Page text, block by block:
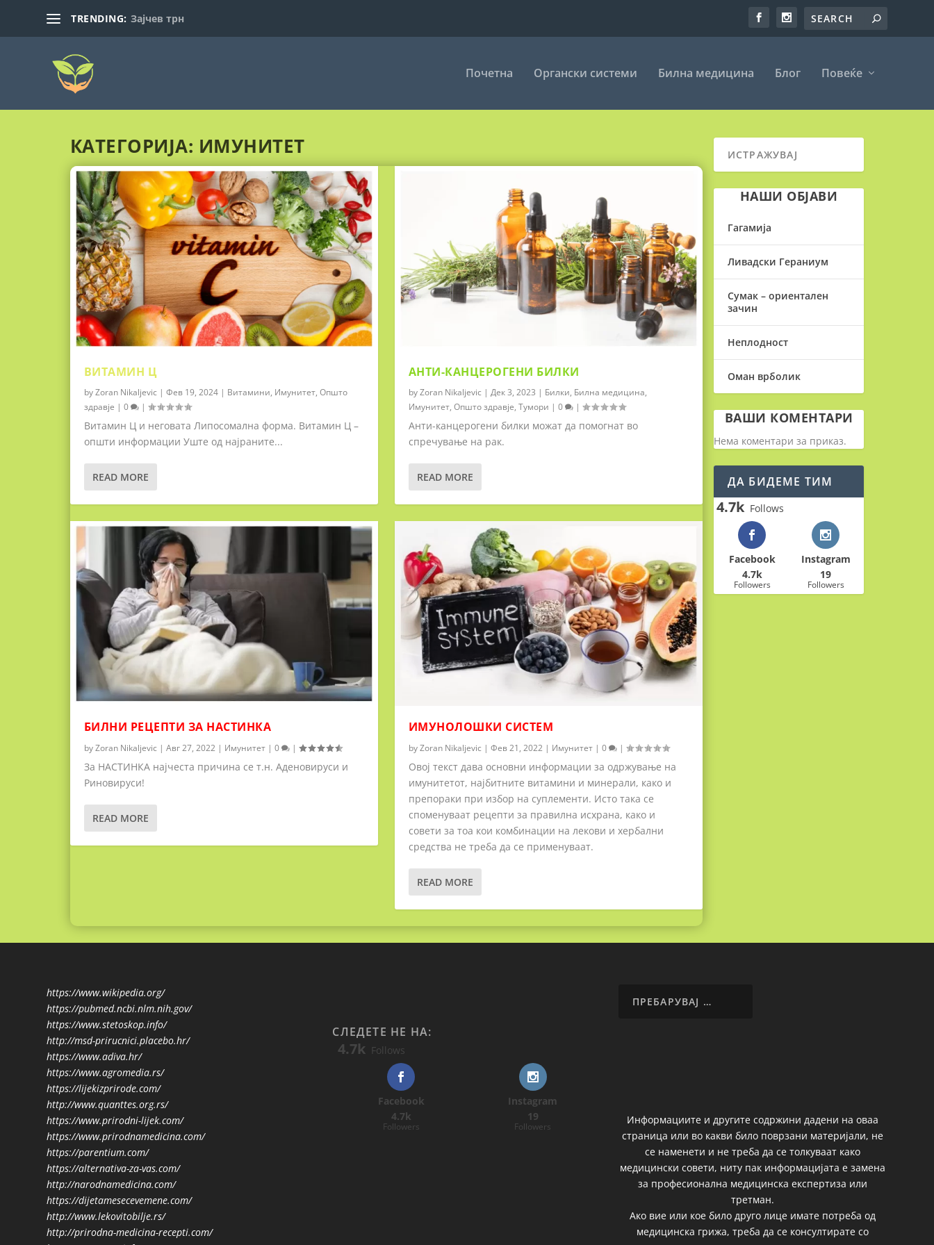
TRENDING: Зајчев трн
Почетна Органски системи Билна медицина Блог Повеќе
КАТЕГОРИЈА: ИМУНИТЕТ
ВИТАМИН Ц
byZoran Nikaljevic | Фев 19, 2024| Витамини, Имунитет, Општо
здравје | 0 |
Витамин Ц и неговата Липосомална форма. Витамин Ц –
општи информации Уште од најраните...
READ MORE
БИЛНИ РЕЦЕПТИ ЗА НАСТИНКА
byZoran Nikaljevic | Авг 27, 2022 | Имунитет| 0 |
За НАСТИНКА најчеста причина се т.н. Аденовируси и
Риновируси!
READ MORE
АНТИ-КАНЦЕРОГЕНИ БИЛКИ
byZoran Nikaljevic | Дек 3, 2023 | Билки, Билна медицина,
Имунитет, Општо здравје, Тумори | 0 |
Анти-канцерогени билки можат да помогнат во
спречување на рак.
READ MORE
ИМУНОЛОШКИ СИСТЕМ
byZoran Nikaljevic | Фев 21, 2022 | Имунитет| 0 |
Овој текст дава основни информации за одржување на
имунитетот, најбитните витамини и минерали, како и
препораки при избор на суплементи. Исто така се
споменуваат рецепти за правилна исхрана, како и
совети за тоа кои комбинации на лекови и хербални
средства не треба да се применуваат.
READ MORE
НАШИ ОБЈАВИ
Гагамија
Ливадски Гераниум
Сумак – ориентален
зачин
Неплодност
Оман врболик
ВАШИ КОМЕНТАРИ
Нема коментари за приказ.
ДА БИДЕМЕ ТИМ
4.7k Follows
Facebook
4.7k
Followers
Instagram
19
Followers
https://www.wikipedia.org/
https://pubmed.ncbi.nlm.nih.gov/
https://www.stetoskop.info/
http://msd-prirucnici.placebo.hr/
https://www.adiva.hr/
https://www.agromedia.rs/
https://lijekizprirode.com/
http://www.quanttes.org.rs/
https://www.prirodni-lijek.com/
https://www.prirodnamedicina.com/
https://parentium.com/
https://alternativa-za-vas.com/
http://narodnamedicina.com/
https://dijetamesecevemene.com/
http://www.lekovitobilje.rs/
http://prirodna-medicina-recepti.com/
СЛЕДЕТЕ НЕ НА:
4.7k Follows
Facebook
4.7k
Followers
Instagram
19
Followers
Информациите и другите содржини дадени на оваа
страница или во какви било поврзани материјали, не
се наменети и не треба да се толкуваат како
медицински совети, ниту пак информацијата е замена
за професионална медицинска експертиза или
третман.
Ако вие или кое било друго лице имате потреба од
медицинска грижа, треба да се консултирате со